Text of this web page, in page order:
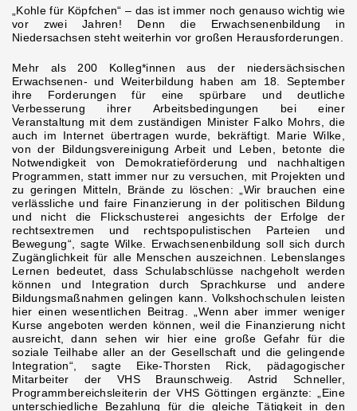
„Kohle für Köpfchen“ – das ist immer noch genauso wichtig wie
vor zwei Jahren! Denn die Erwachsenenbildung in
Niedersachsen steht weiterhin vor großen Herausforderungen.
Mehr als 200 Kolleg*innen aus der niedersächsischen
Erwachsenen- und Weiterbildung haben am 18. September
ihre Forderungen für eine spürbare und deutliche
Verbesserung ihrer Arbeitsbedingungen bei einer
Veranstaltung mit dem zuständigen Minister Falko Mohrs, die
auch im Internet übertragen wurde, bekräftigt. Marie Wilke,
von der Bildungsvereinigung Arbeit und Leben, betonte die
Notwendigkeit von Demokratieförderung und nachhaltigen
Programmen, statt immer nur zu versuchen, mit Projekten und
zu geringen Mitteln, Brände zu löschen: „Wir brauchen eine
verlässliche und faire Finanzierung in der politischen Bildung
und nicht die Flickschusterei angesichts der Erfolge der
rechtsextremen und rechtspopulistischen Parteien und
Bewegung“, sagte Wilke. Erwachsenenbildung soll sich durch
Zugänglichkeit für alle Menschen auszeichnen. Lebenslanges
Lernen bedeutet, dass Schulabschlüsse nachgeholt werden
können und Integration durch Sprachkurse und andere
Bildungsmaßnahmen gelingen kann. Volkshochschulen leisten
hier einen wesentlichen Beitrag. „Wenn aber immer weniger
Kurse angeboten werden können, weil die Finanzierung nicht
ausreicht, dann sehen wir hier eine große Gefahr für die
soziale Teilhabe aller an der Gesellschaft und die gelingende
Integration“, sagte Eike-Thorsten Rick, pädagogischer
Mitarbeiter der VHS Braunschweig. Astrid Schneller,
Programmbereichsleiterin der VHS Göttingen ergänzte: „Eine
unterschiedliche Bezahlung für die gleiche Tätigkeit in den